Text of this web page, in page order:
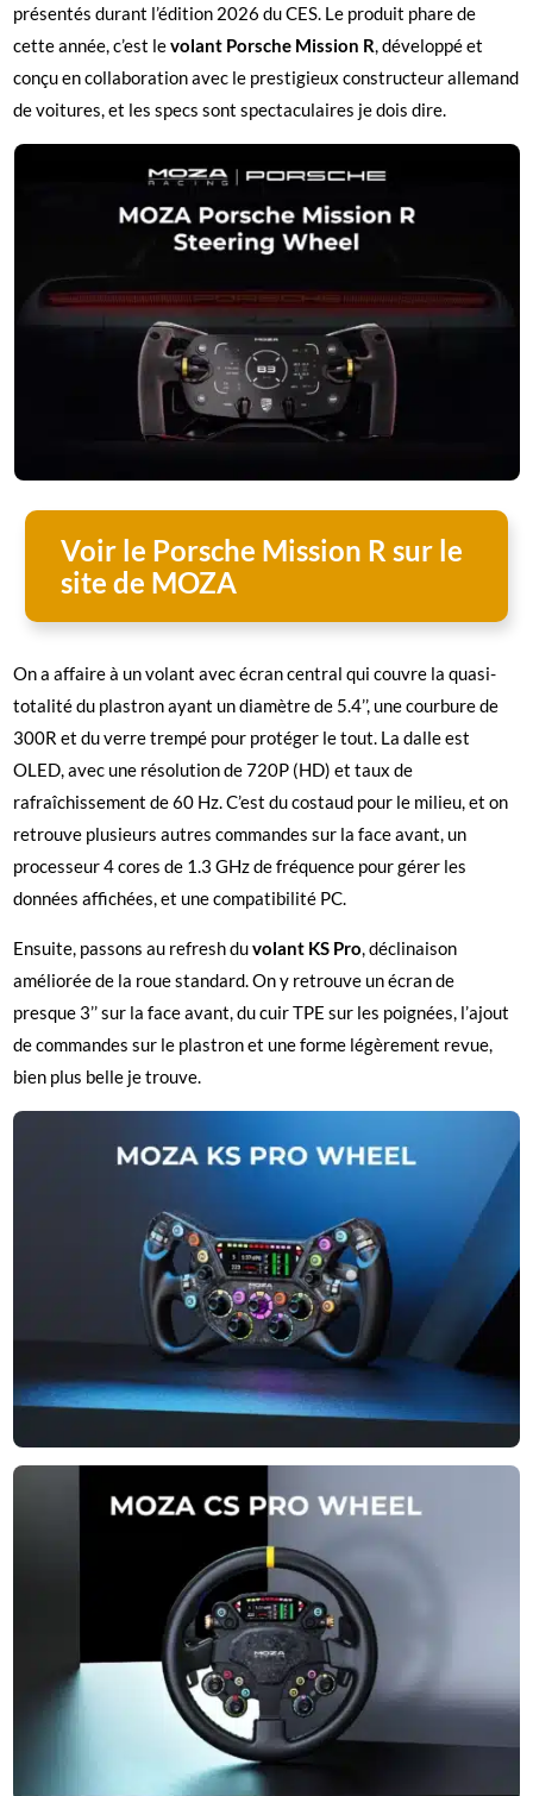
présentés durant l’édition 2026 du CES. Le produit phare de
cette année, c’est levolant Porsche Mission R, développé et
conçu en collaboration avec le prestigieux constructeur allemand
de voitures, et les specs sont spectaculaires je dois dire.
Voir le Porsche Mission R sur le
site de MOZA
On a affaire à un volant avec écran central qui couvre la quasi-
totalité du plastron ayant un diamètre de 5.4’’, une courbure de
300R et du verre trempé pour protéger le tout. La dalle est
OLED, avec une résolution de 720P (HD) et taux de
rafraîchissement de 60 Hz. C’est du costaud pour le milieu, et on
retrouve plusieurs autres commandes sur la face avant, un
processeur 4 cores de 1.3 GHz de fréquence pour gérer les
données affichées, et une compatibilité PC.
Ensuite, passons au refresh duvolant KS Pro, déclinaison
améliorée de la roue standard. On y retrouve un écran de
presque 3’’ sur la face avant, du cuir TPE sur les poignées, l’ajout
de commandes sur le plastron et une forme légèrement revue,
bien plus belle je trouve.